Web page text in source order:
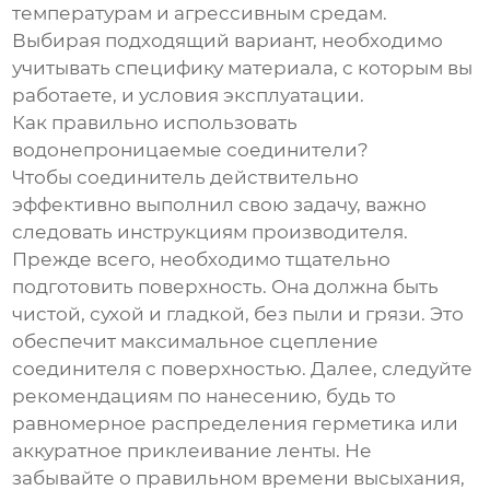
температурам и агрессивным средам.
Выбирая подходящий вариант, необходимо
учитывать специфику материала, с которым вы
работаете, и условия эксплуатации.
Как правильно использовать
водонепроницаемые соединители?
Чтобы соединитель действительно
эффективно выполнил свою задачу, важно
следовать инструкциям производителя.
Прежде всего, необходимо тщательно
подготовить поверхность. Она должна быть
чистой, сухой и гладкой, без пыли и грязи. Это
обеспечит максимальное сцепление
соединителя с поверхностью. Далее, следуйте
рекомендациям по нанесению, будь то
равномерное распределения герметика или
аккуратное приклеивание ленты. Не
забывайте о правильном времени высыхания,